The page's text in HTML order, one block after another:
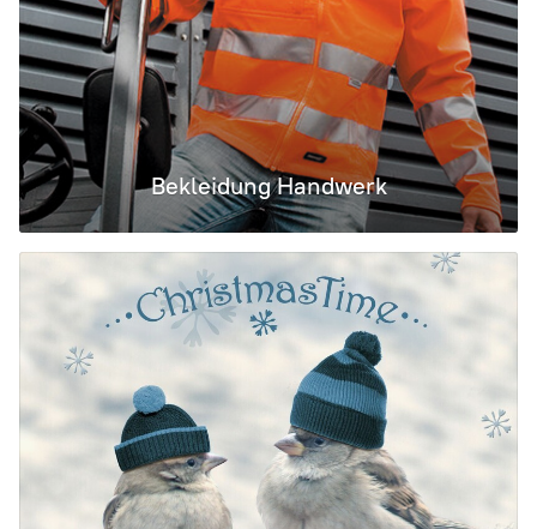
Bekleidung Handwerk